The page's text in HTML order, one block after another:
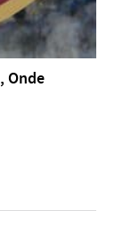
Onde